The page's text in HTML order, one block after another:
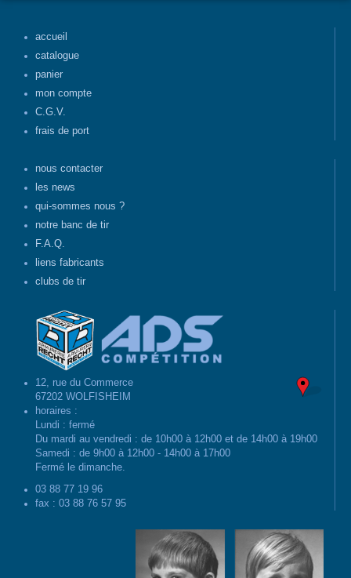
accueil
catalogue
panier
mon compte
C.G.V.
frais de port
nous contacter
les news
qui-sommes nous ?
notre banc de tir
F.A.Q.
liens fabricants
clubs de tir
12, rue du Commerce
67202 WOLFISHEIM
horaires :
Lundi : fermé
Du mardi au vendredi : de 10h00 à 12h00 et de 14h00 à 19h00
Samedi : de 9h00 à 12h00 - 14h00 à 17h00
Fermé le dimanche.
03 88 77 19 96
fax : 03 88 76 57 95